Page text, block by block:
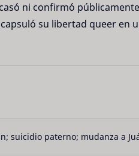
ni confirmó
su libertad queer en
suicidio paterno; mudanza a